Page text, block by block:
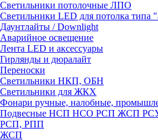
Светильники потолочные ЛПО
Светильники LED для потолка типа
Даунтлайты / Downlight
Аварийное освещение
Лента LED и аксессуары
Гирлянды и дюралайт
Переноски
Светильники НКП, ОБН
Светильники для ЖКХ
Фонари ручные, налобные,
Подвесные НСП НСО РСП ЖСП
РСП, РПП
ЖСП